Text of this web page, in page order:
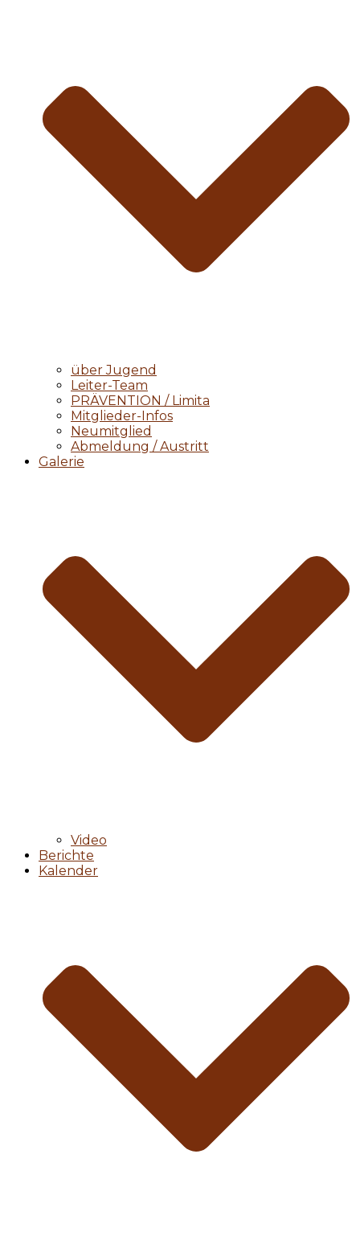
über Jugend
Leiter-Team
PRÄVENTION / Limita
Mitglieder-Infos
Neumitglied
Abmeldung / Austritt
Galerie
Video
Berichte
Kalender